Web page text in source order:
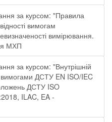
за курсом: "Правила
вимогам
вимірювання.
МХП
за курсом: "Внутрішній
вимогами ДСТУ EN ISO/IEC
ДСТУ ISO
ILAC, EA -